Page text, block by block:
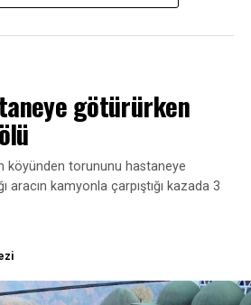
götürürken
köyünden torununu hastaneye
aracın kamyonla çarpıştığı kazada 3